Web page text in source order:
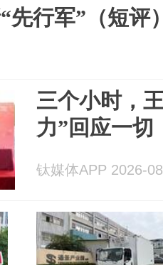
先行军”（短评
三个小时，
力”回应一切
钛媒体APP 2026-